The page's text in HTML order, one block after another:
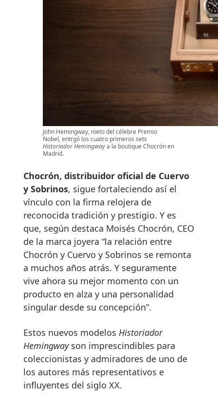
John Hemingway, nieto del célebre Premio
Nobel, entrgó los cuatro primeros sets
Historiador Hemingwaya la boutique Chocrón en
Madrid.
Chocrón, distribuidor oficial de Cuervo
y Sobrinos, sigue fortaleciendo así el
vínculo con la firma relojera de
reconocida tradición y prestigio. Y es
que, según destaca Moisés Chocrón, CEO
de la marca joyera “la relación entre
Chocrón y Cuervo y Sobrinos se remonta
a muchos años atrás. Y seguramente
vive ahora su mejor momento con un
producto en alza y una personalidad
singular desde su concepción”.
Estos nuevos modelos Historiador
Hemingway son imprescindibles para
coleccionistas y admiradores de uno de
los autores más representativos e
influyentes del siglo XX.